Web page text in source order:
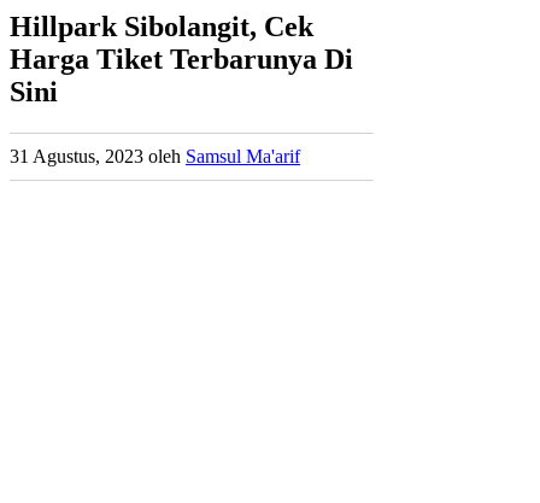
Hillpark Sibolangit, Cek
Harga Tiket Terbarunya Di
Sini
31 Agustus, 2023 oleh Samsul Ma'arif